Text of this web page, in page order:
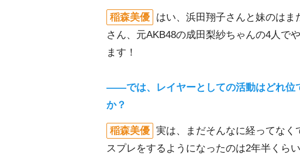
稲森美優
はい、浜田翔子さんと妹のはま
さん、元AKB48の成田梨紗ちゃんの4人で
ます！
――では、レイヤーとしての活動はどれ位
か？
稲森美優 実は、まだそんなに経ってなく
スプレをするようになったのは2年半くらい